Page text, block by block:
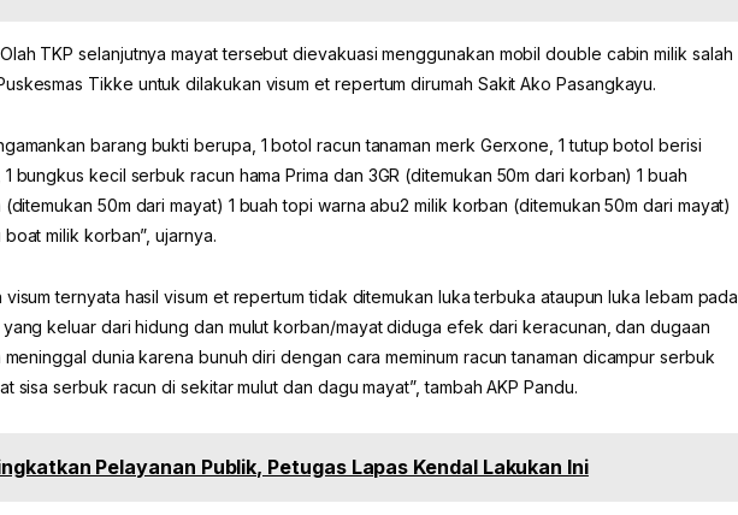
TKP selanjutnya mayat tersebut dievakuasi menggunakan mobil double cabin milik salah
Tikke untuk dilakukan visum et repertum dirumah Sakit Ako Pasangkayu.
barang bukti berupa, 1 botol racun tanaman merk Gerxone, 1 tutup botol berisi
bungkus kecil serbuk racun hama Prima dan 3GR (ditemukan 50m dari korban) 1 buah
50m dari mayat) 1 buah topi warna abu2 milik korban (ditemukan 50m dari mayat)
milik korban”, ujarnya.
visum ternyata hasil visum et repertum tidak ditemukan luka terbuka ataupun luka lebam pada
keluar dari hidung dan mulut korban/mayat diduga efek dari keracunan, dan dugaan
dunia karena bunuh diri dengan cara meminum racun tanaman dicampur serbuk
sisa serbuk racun di sekitar mulut dan dagu mayat”, tambah AKP Pandu.
Pelayanan Publik, Petugas Lapas Kendal Lakukan Ini